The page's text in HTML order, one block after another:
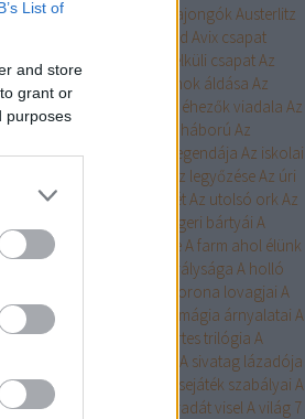
List of
and store
grant or
purposes
Aurora Austen-rajongók Austerlitz
Aveyard Avix csapat
Ázsia-saga Az arc nélküli csapatAz
bába
Az égi hivatalnok áldása Az
ló
Az éhezők viadala Az
hercege
Az első hangy háború Az
flottaAz északi erdő legendája Az iskolai
Az Olimposz legyőzéseAz úri
Az utolsó huszonhétAz utolsó ork Az
A Birodalom tengeri bártyái A
kultiváció nagymestereA farm ahol élünk
A híd királysága A holló
A korona lovagjai A
népe
A mágia árnyalatai A
rabjai
A nyertes trilógia A
A sivatag lázadója
egyenlete
A szerencsejáték szabályai A
boszorkánya
A tacskó Pradát viselA világ 7